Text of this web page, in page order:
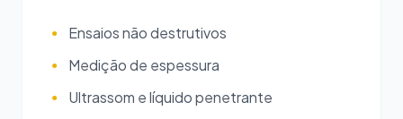
● Ensaios não destrutivos
● Medição de espessura
● Ultrassom e líquido penetrante